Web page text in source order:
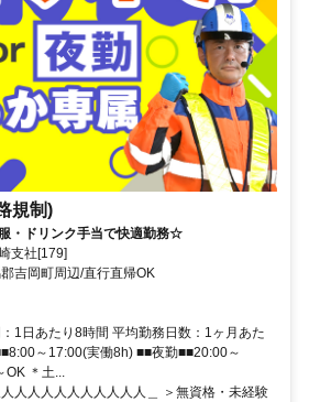
規制)
・ドリンク手当で快適勤務☆
支社[179]
吉岡町周辺/直行直帰OK
1日あたり8時間 平均勤務日数：1ヶ月あた
～17:00(実働8h) ■■夜勤■■20:00～
＊土...
人人人人人人人人人人＿ ＞無資格・未経験